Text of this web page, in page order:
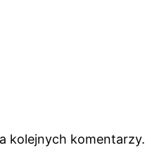
kolejnych komentarzy.